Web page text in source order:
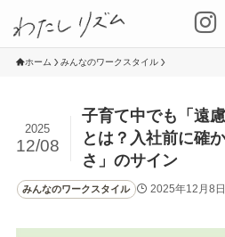
ホーム みんなのワークスタイル
子育て中でも「遠
とは？入社前に確
さ」のサイン
2025
12/08
みんなのワークスタイル 2025年12月8日